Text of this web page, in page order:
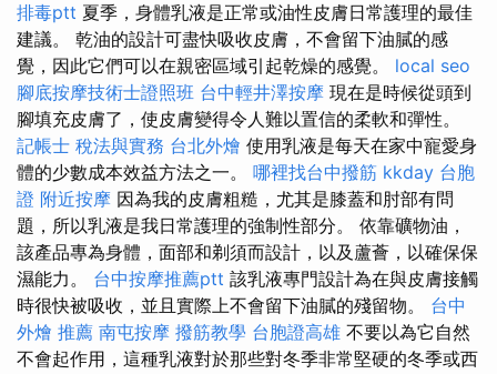
排毒ptt 夏季，身體乳液是正常或油性皮膚日常護理的最佳
建議。 乾油的設計可盡快吸收皮膚，不會留下油膩的感
覺，因此它們可以在親密區域引起乾燥的感覺。 local seo
腳底按摩技術士證照班 台中輕井澤按摩 現在是時候從頭到
腳填充皮膚了，使皮膚變得令人難以置信的柔軟和彈性。
記帳士 稅法與實務 台北外燴 使用乳液是每天在家中寵愛身
體的少數成本效益方法之一。 哪裡找台中撥筋 kkday 台胞
證 附近按摩 因為我的皮膚粗糙，尤其是膝蓋和肘部有問
題，所以乳液是我日常護理的強制性部分。 依靠礦物油，
該產品專為身體，面部和剃須而設計，以及蘆薈，以確保保
濕能力。 台中按摩推薦ptt 該乳液專門設計為在與皮膚接觸
時很快被吸收，並且實際上不會留下油膩的殘留物。 台中
外燴 推薦 南屯按摩 撥筋教學 台胞證高雄 不要以為它自然
不會起作用，這種乳液對於那些對冬季非常堅硬的冬季或西